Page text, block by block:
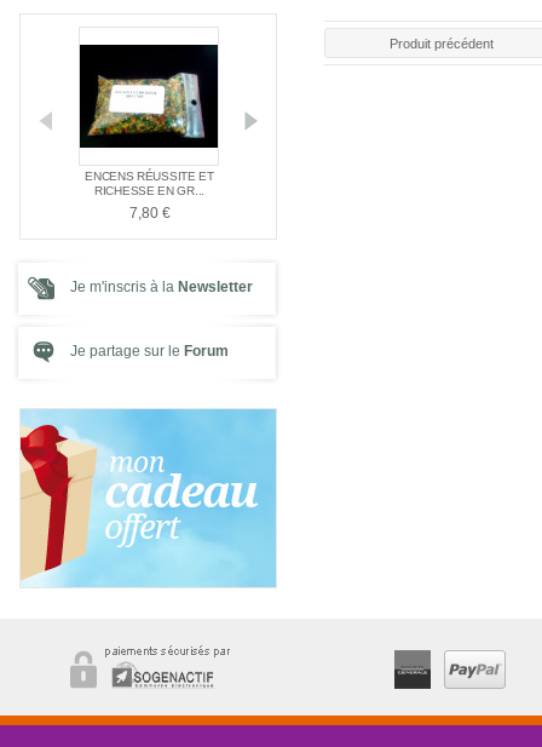
ENCENS RÉUSSITE ET
RICHESSE EN GR...
7,80 €
Je m'inscris à la Newsletter
Je partage sur le Forum
Produit précédent